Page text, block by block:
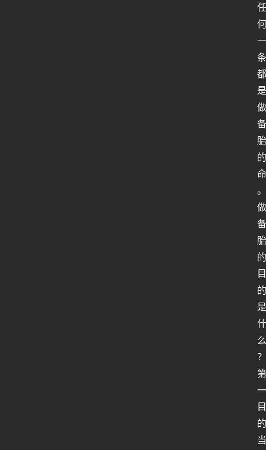
任
何
一
条
都
是
做
备
胎
的
命
。
做
备
胎
的
目
的
是
什
么
？
第
一
目
的
当